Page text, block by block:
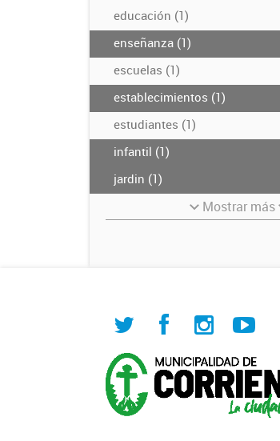
educación (1)
enseñanza (1)
escuelas (1)
establecimientos (1)
estudiantes (1)
infantil (1)
jardin (1)
Mostrar más